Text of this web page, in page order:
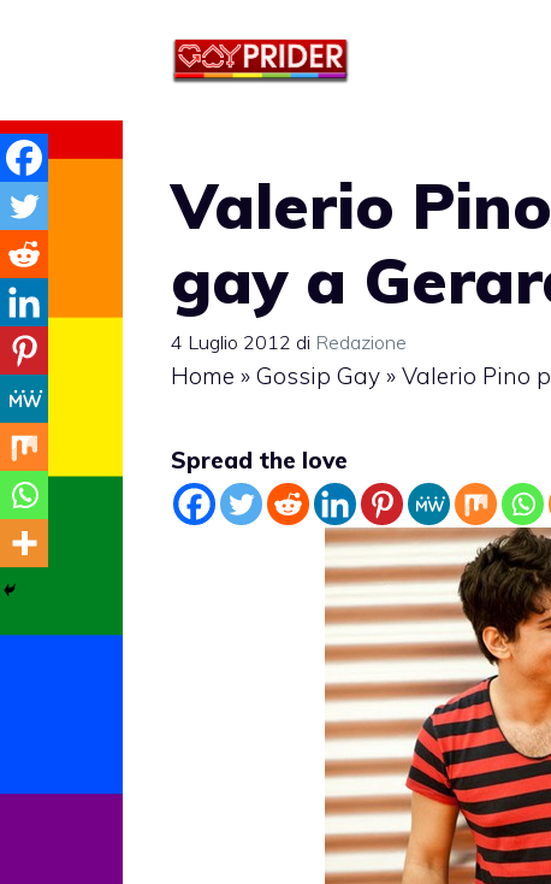
Valerio
gay a
4 Luglio 2012 di Redazione
Home » Gossip Gay » Valerio Pino
Spread the love